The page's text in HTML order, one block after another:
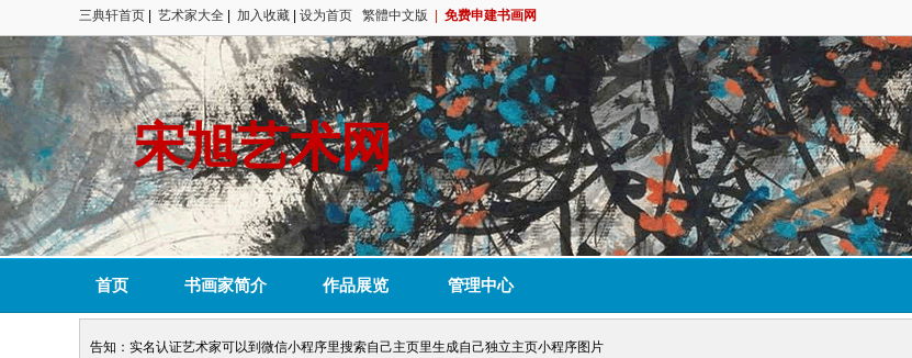
三典轩首页 艺术家大全 加入收藏 设为首页 繁體中文版 免费申建书画网
宋旭艺术网
首页 书画家简介 作品展览 管理中心
告知：实名认证艺术家可以到微信小程序里搜索自己主页里生成自己独立主页小程序图片